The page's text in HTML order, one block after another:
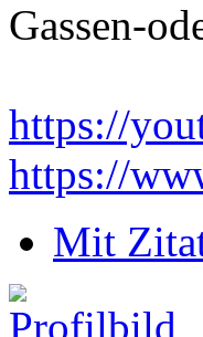
Gassen-
https://
https://
Mit